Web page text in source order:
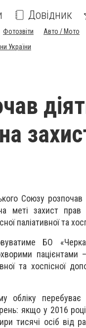
Довідник
Фотозвіти Авто / Мото
України
Союзу розпочав
меті захист
паліативної та
БО
та хоспісної
обліку
якщо у 2016
тисячі осіб від